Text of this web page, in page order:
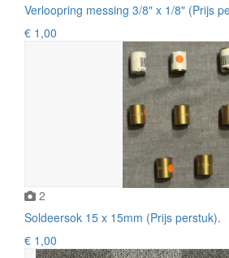
Verloopring messing 3/8" x 1/8" (Prijs
€ 1,00
2
Soldeersok 15 x 15mm (Prijs perstuk).
€ 1,00